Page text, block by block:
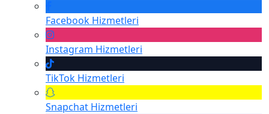
Facebook Hizmetleri
Instagram Hizmetleri
TikTok Hizmetleri
Snapchat Hizmetleri